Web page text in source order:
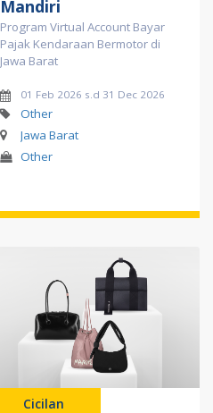
Mandiri
Program Virtual Account Bayar
Pajak Kendaraan Bermotor di
Jawa Barat
01 Feb 2026 s.d 31 Dec 2026
Other
Jawa Barat
Other
Cicilan